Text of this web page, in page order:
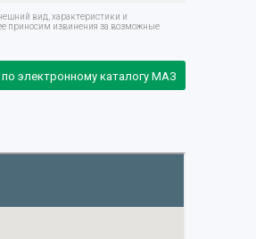
вид, характеристики и
приносим извинения за возможные
электронному каталогу МАЗ